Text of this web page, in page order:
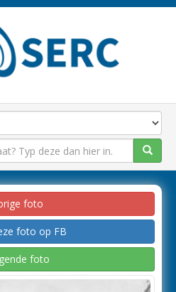
foto
foto op FB
foto